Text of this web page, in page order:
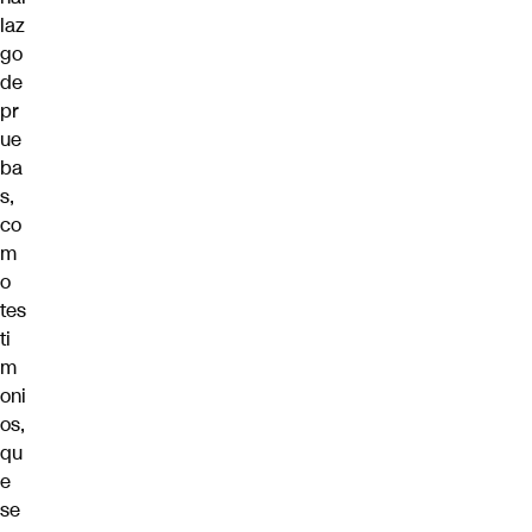
laz
go
de
pr
ue
ba
s,
co
m
o
tes
ti
m
oni
os,
qu
e
se